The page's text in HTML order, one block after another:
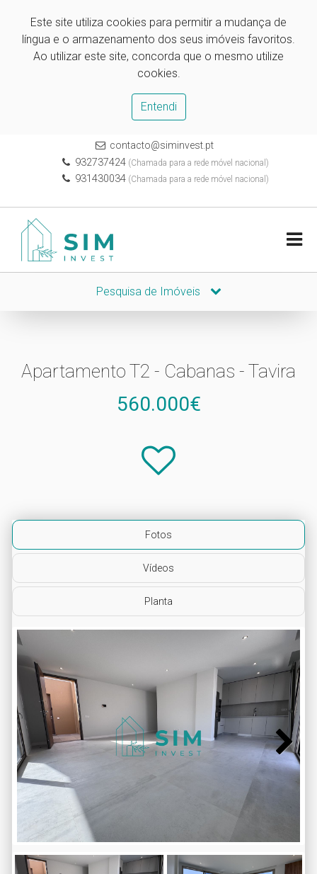
Este site utiliza cookies para permitir a mudança de
língua e o armazenamento dos seus imóveis favoritos.
Ao utilizar este site, concorda que o mesmo utilize
cookies.
Entendi
contacto@siminvest.pt
932737424 (Chamada para a rede móvel nacional)
931430034 (Chamada para a rede móvel nacional)
Pesquisa de Imóveis
Apartamento T2 - Cabanas - Tavira
560.000€
Fotos
Vídeos
Planta
Next